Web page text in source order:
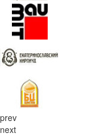
prev
next